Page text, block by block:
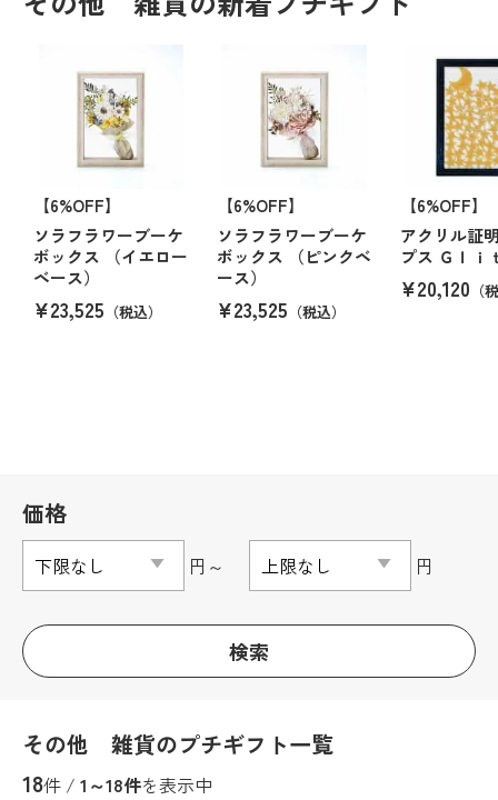
【6%OFF】
ソラフラワーブーケ
ボックス （イエロー
ベース）
¥23,525 （税込）
【6%OFF】
ソラフラワーブーケ
ボックス （ピンクベ
ース）
¥23,525 （税込）
【6%OFF】
アクリル証
プス Ｇｌｉ
¥20,120 （
価格
円～ 円
検索
その他 雑貨のプチギフト一覧
18件 / 1～18件を表示中